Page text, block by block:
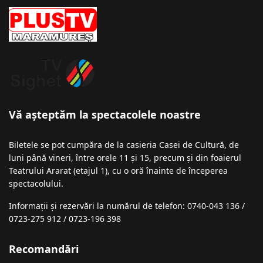
Vă așteptăm la spectacolele noastre
Biletele se pot cumpăra de la casieria Casei de Cultură, de
luni până vineri, între orele 11 și 15, precum și din foaierul
Teatrului Ararat (etajul 1), cu o oră înainte de începerea
spectacolului.
Informații şi rezervări la numărul de telefon: 0740-043 136 /
0723-275 912 / 0723-196 398
Recomandări